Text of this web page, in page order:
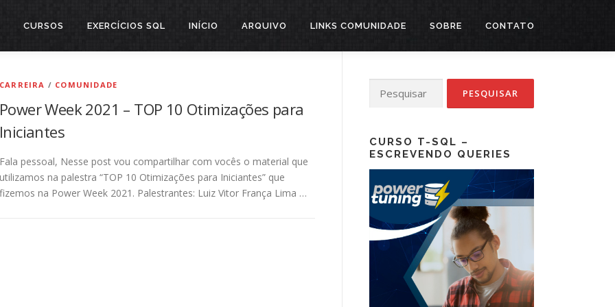
CURSOS EXERCÍCIOS SQL INÍCIO ARQUIVO LINKS COMUNIDADE SOBRE CONTATO
CARREIRA / COMUNIDADE
Power Week 2021 – TOP 10 Otimizações para
Iniciantes
Fala pessoal, Nesse post vou compartilhar com vocês o material que
utilizamos na palestra “TOP 10 Otimizações para Iniciantes” que
fizemos na Power Week 2021. Palestrantes: Luiz Vitor França Lima …
por:
CURSO T-SQL –
ESCREVENDO QUERIES